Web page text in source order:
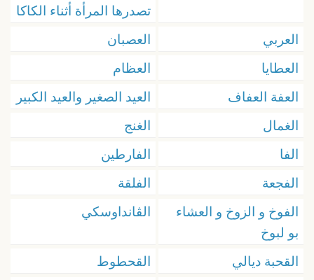
تصدرها المرأة أثناء الكاكا
العربي
العصبان
العطايا
العظام
العفة العفاف
العيد الصغير والعيد الكبير
الغمال
الغنج
الفا
الفارطين
الفجعة
الفلقة
الفوخ و الزوخ و العشاء
بو لبوخ
الڤانداوسكي
القحبة ديالي
القحطوط